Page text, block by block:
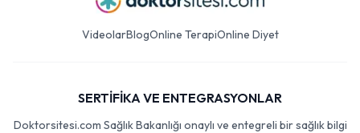
VideolarBlogOnline TerapiOnline Diyet
SERTİFİKA VE ENTEGRASYONLAR
Doktorsitesi.com Sağlık Bakanlığı onaylı ve entegreli bir sağlık bilgi